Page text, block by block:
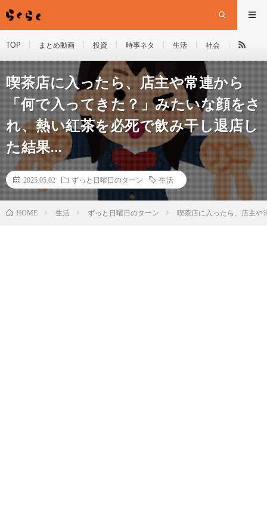
TOP まとめ動画 投資 時事ネタ 生活 社会
喫茶店に入ったら、店主や常連から
「何で入ってきた？」みたいな顔をさ
れ、熱い紅茶を必死で飲み干し退店し
た結果…
2025.05.02 ずっと日曜日のターン 生活
HOME 生活 ずっと日曜日のターン 喫茶店に入ったら、店主や